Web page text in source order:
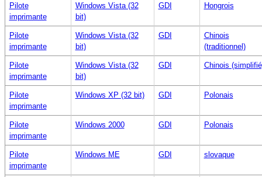
Pilote
imprimante
Windows Vista (32
bit)
GDI Hongrois
Pilote
imprimante
Windows Vista (32
bit)
GDI
Chinois
(traditionnel)
Pilote
imprimante
Windows Vista (32
bit)
GDI Chinois
Pilote
imprimante
Windows XP (32 bit) GDI Polonais
Pilote
imprimante
Windows 2000 GDI Polonais
Pilote
imprimante
Windows ME GDI slovaque